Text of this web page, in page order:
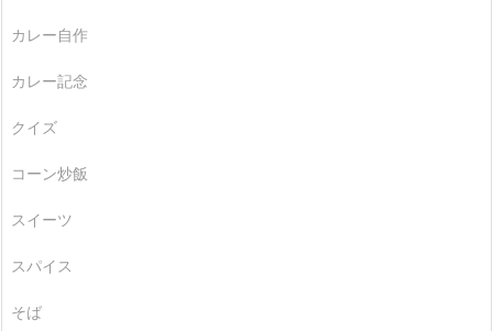
カレー自作
カレー記念
クイズ
コーン炒飯
スイーツ
スパイス
そば